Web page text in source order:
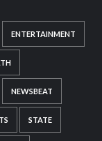
ENTERTAINMENT
NEWSBEAT
STATE